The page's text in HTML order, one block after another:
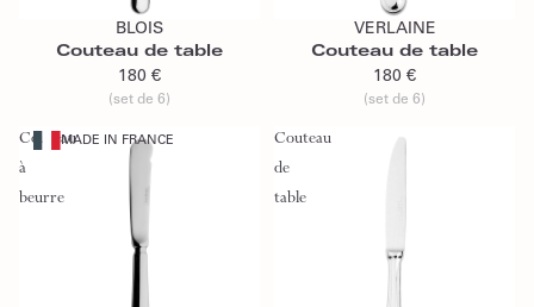
BLOIS
Couteau de table
180 €
(set de 6)
VERLAINE
Couteau de table
180 €
(set de 6)
Couteau
à
beurre
MADE IN FRANCE
Couteau
de
table